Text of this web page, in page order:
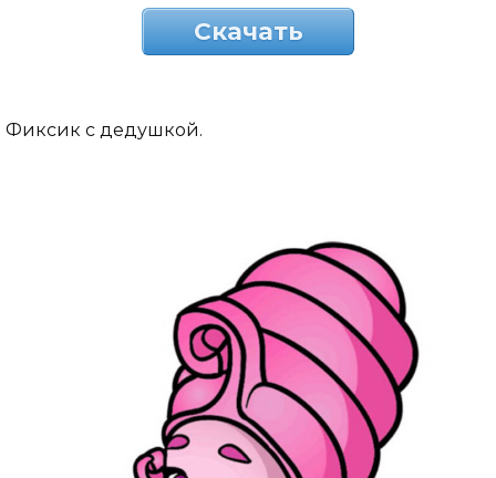
Скачать
Фиксик с дедушкой.